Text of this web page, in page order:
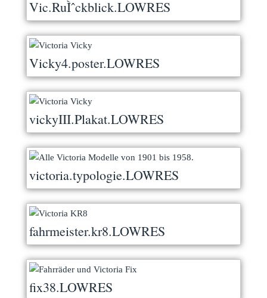
Vic.RuÌˆckblick.LOWRES
Vicky4.poster.LOWRES
vickyIII.Plakat.LOWRES
victoria.typologie.LOWRES
fahrmeister.kr8.LOWRES
fix38.LOWRES